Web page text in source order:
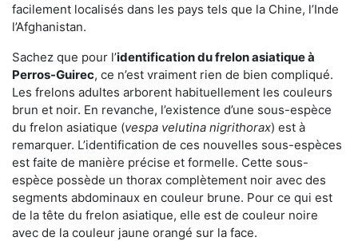
facilement localisés dans les pays tels que la Chine, l’Inde
l’Afghanistan.
Sachez que pour l’identification du frelon asiatiqueà
Perros-Guirec, ce n’est vraiment rien de bien compliqué.
Les frelons adultes arborent habituellement les couleurs
brun et noir. En revanche, l’existence d’une sous-espèce
du frelon asiatique (vespa velutina nigrithorax) est à
remarquer. L’identification de ces nouvelles sous-espèces
est faite de manière précise et formelle. Cette sous-
espèce possède un thorax complètement noir avec des
segments abdominaux en couleur brune. Pour ce qui est
de la tête du frelon asiatique, elle est de couleur noire
avec de la couleur jaune orangé sur la face.